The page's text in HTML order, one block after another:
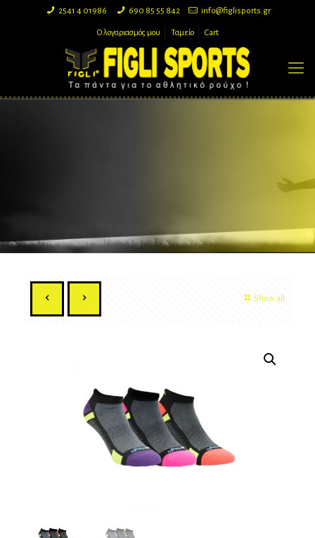
2541 4 01986 690 85 55 842 info@figlisports.gr
Ο λογαριασμός μου Ταμείο Cart
Show all